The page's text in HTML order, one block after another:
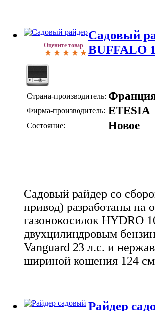
Оцените товар
Садовый
BUFFALO
Страна-производитель:
Фирма-производитель: ETESIA
Состояние: Новое
Садовый райдер со
привод) разработаны на
газонокосилок
двухцилиндровым
Vanguard 23 л.с. и
шириной кошения 124
Райдер